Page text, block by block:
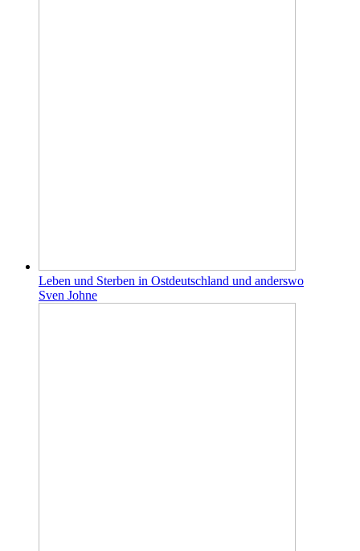
Leben und Sterben in Ostdeutschland und anderswo
Sven Johne